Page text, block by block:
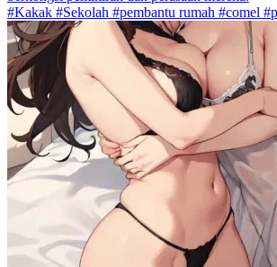
#Kakak #Sekolah #pembantu rumah #comel